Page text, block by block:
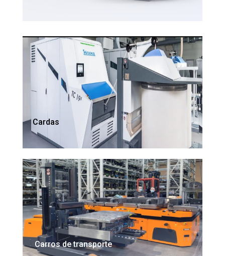
Cardas
Carros de transporte